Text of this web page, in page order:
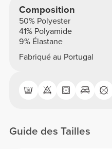
Composition
50% Polyester
41% Polyamide
9% Élastane
Fabriqué au Portugal
Guide des Tailles